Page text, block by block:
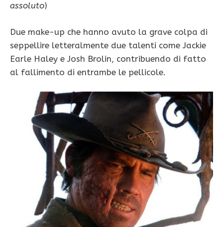
assoluto)
Due make-up che hanno avuto la grave colpa di
seppellire letteralmente due talenti come Jackie
Earle Haley e Josh Brolin, contribuendo di fatto
al fallimento di entrambe le pellicole.